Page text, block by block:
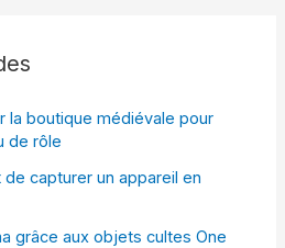
la boutique médiévale pour
de rôle
de capturer un appareil en
grâce aux objets cultes One